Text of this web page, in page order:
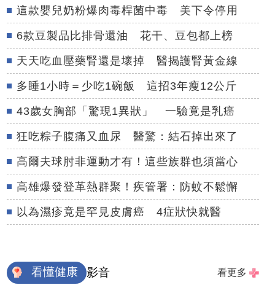
這款嬰兒奶粉爆肉毒桿菌中毒 美下令停用
6款豆製品比排骨還油 花干、豆包都上榜
天天吃血壓藥腎還是壞掉 醫揭護腎黃金線
多睡1小時＝少吃1碗飯 這招3年瘦12公斤
43歲女胸部「驚現1異狀」 一驗竟是乳癌
狂吃粽子腹痛又血尿 醫驚：結石掉出來了
高爾夫球肘非運動才有！這些族群也須當心
高雄爆發登革熱群聚！疾管署：防蚊不鬆懈
以為濕疹竟是罕見皮膚癌 4症狀快就醫
看懂健康 影音 看更多